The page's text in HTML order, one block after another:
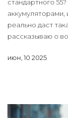
стандартного
аккумуляторами,
реально даст
рассказываю о
июн, 10 2025